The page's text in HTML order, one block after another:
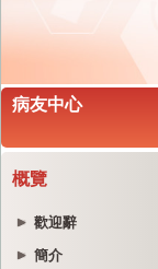
病友中心
概覽
歡迎辭
簡介